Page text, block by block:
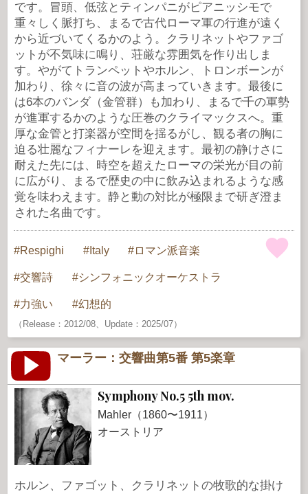
です。冒頭、低弦とティンパニがピアニッシモで
重々しく脈打ち、まるで古代ローマ軍の行進が遠く
から近づいてくるかのよう。クラリネットやファゴ
ットが不気味に鳴り、荘厳な雰囲気を作り出しま
す。やがてトランペットやホルン、トロンボーンが
加わり、徐々に音の波が高まっていきます。最後に
は6本のバンダ（金管群）も加わり、まるで千の軍勢
が進軍するかのような圧巻のクライマックスへ。重
厚な金管と打楽器が空間を揺るがし、観る者の胸に
迫る壮麗なフィナーレを迎えます。最初の静けさに
耐えた先には、時空を超えたローマの栄光が目の前
に広がり、まるで歴史の中に飲み込まれるような感
覚を味わえます。静と動の対比が極限まで研ぎ澄ま
された名曲です。
Respighi Italy ロマン派音楽
交響詩 シンフォニックオーケストラ
力強い 幻想的
（Release：2012/08、Update：2025/07）
マーラー：交響曲第5番 第5楽章
Symphony No.5 5th mov.
Mahler（1860〜1911）
オーストリア
ホルン、ファゴット、クラリネットの牧歌的な掛け